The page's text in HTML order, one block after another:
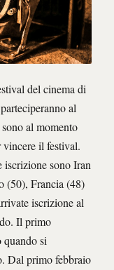
del cinema di
al
al momento
il festival.
iscrizione sono Iran
(50), Francia (48)
iscrizione al
Il primo
quando si
Dal primo febbraio